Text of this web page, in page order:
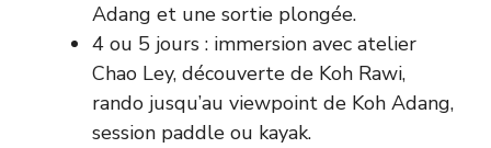
Adang et une sortie plongée.
4 ou 5 jours : immersion avec atelier
Chao Ley, découverte de Koh Rawi,
rando jusqu’au viewpoint de Koh Adang,
session paddle ou kayak.